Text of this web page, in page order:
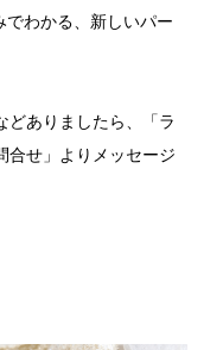
でわかる、新しいパー
どありましたら、「ラ
合せ」よりメッセージ